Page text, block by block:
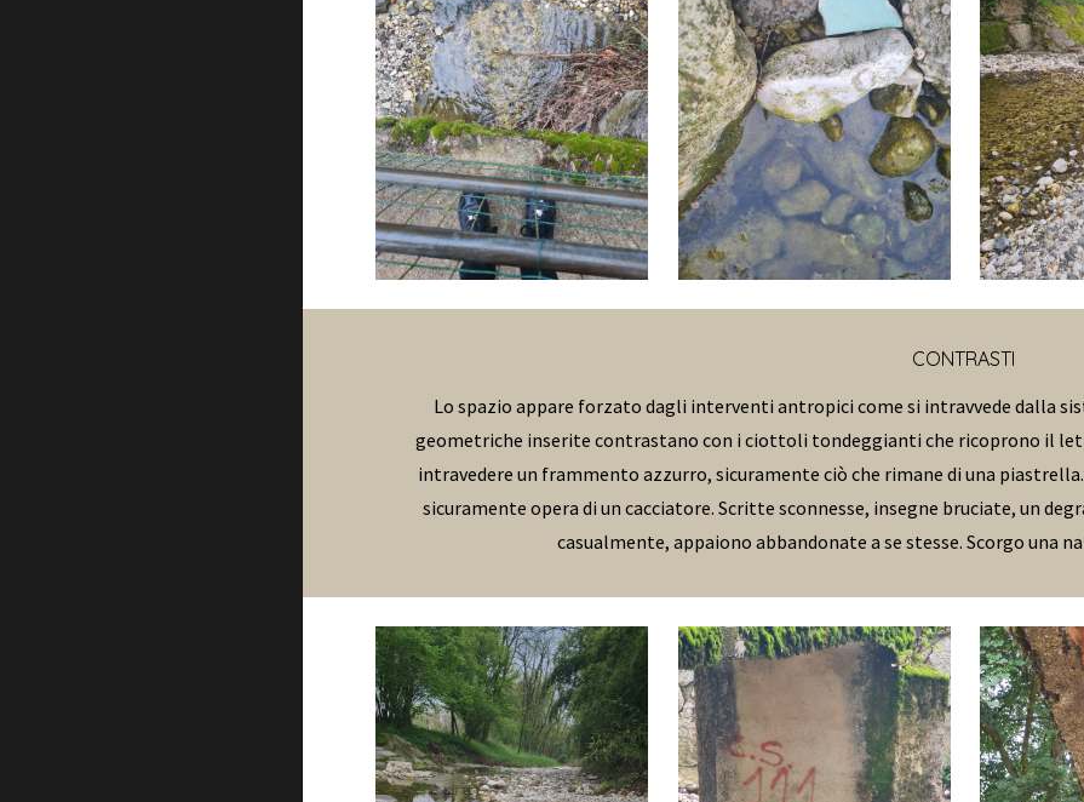
CONTRASTI
Lo spazio appare forzato dagli interventi antropici come si intravvede dalla
geometriche inserite contrastano con i ciottoli tondeggianti che ricoprono il
intravedere un frammento azzurro, sicuramente ciò che rimane di una
sicuramente opera di un cacciatore. Scritte sconnesse, insegne bruciate, un
casualmente, appaiono abbandonate a se stesse. Scorgo una